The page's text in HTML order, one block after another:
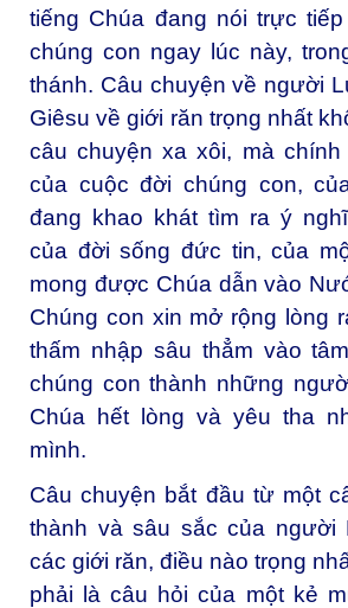
tiếng Chúa đang nói trực
chúng con ngay lúc này,
thánh. Câu chuyện về người
Giêsu về giới răn trọng nhất
câu chuyện xa xôi, mà
của cuộc đời chúng con,
đang khao khát tìm ra ý
của đời sống đức tin, của
mong được Chúa dẫn vào
Chúng con xin mở rộng lòng
thấm nhập sâu thẳm vào
chúng con thành những
Chúa hết lòng và yêu tha
mình.
Câu chuyện bắt đầu từ một
thành và sâu sắc của người
các giới răn, điều nào trọng
phải là câu hỏi của một kẻ